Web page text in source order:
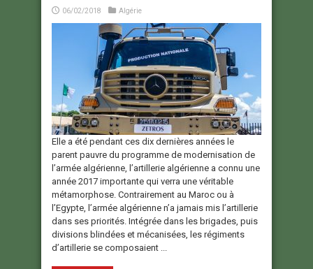
06/02/2018 Algérie
Elle a été pendant ces dix dernières années le
parent pauvre du programme de modernisation de
l’armée algérienne, l’artillerie algérienne a connu une
année 2017 importante qui verra une véritable
métamorphose. Contrairement au Maroc ou à
l’Egypte, l’armée algérienne n’a jamais mis l’artillerie
dans ses priorités. Intégrée dans les brigades, puis
divisions blindées et mécanisées, les régiments
d’artillerie se composaient ...